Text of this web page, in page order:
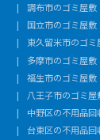
調布市のゴミ屋敷
国立市のゴミ屋敷
東久留米市のゴミ
多摩市のゴミ屋敷
福生市のゴミ屋敷
八王子市のゴミ屋
中野区の不用品回
台東区の不用品回